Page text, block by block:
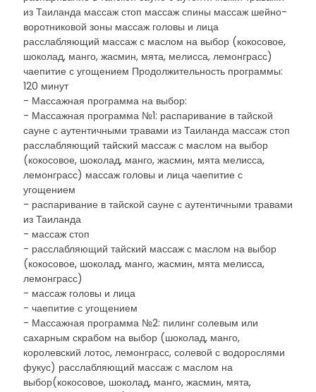
из Таиланда массаж стоп массаж спины массаж шейно-
воротниковой зоны массаж головы и лица
расслабляющий массаж с маслом на выбор (кокосовое,
шоколад, манго, жасмин, мята, мелисса, лемонграсс)
чаепитие с угощением Продолжительность программы:
120 минут
- Массажная программа на выбор:
- Массажная программа №1: распаривание в тайской
сауне с аутентичными травами из Таиланда массаж стоп
расслабляющий тайский массаж с маслом на выбор
(кокосовое, шоколад, манго, жасмин, мята мелисса,
лемонграсс) массаж головы и лица чаепитие с
угощением
- распаривание в тайской сауне с аутентичными травами
из Таиланда
- массаж стоп
- расслабляющий тайский массаж с маслом на выбор
(кокосовое, шоколад, манго, жасмин, мята мелисса,
лемонграсс)
- массаж головы и лица
- чаепитие с угощением
- Массажная программа №2: пилинг солевым или
сахарным скрабом на выбор (шоколад, манго,
королевский лотос, лемонграсс, солевой с водорослями
фукус) расслабляющий массаж с маслом на
выбор(кокосовое, шоколад, манго, жасмин, мята,